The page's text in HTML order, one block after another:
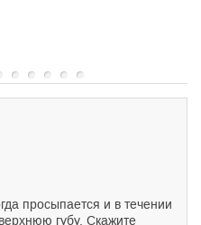
просыпается и в течении
губу. Скажите